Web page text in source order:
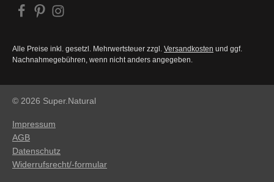
Alle Preise inkl. gesetzl. Mehrwertsteuer zzgl. Versandkosten und ggf.
Nachnahmegebühren, wenn nicht anders angegeben.
© 2026 Super.Natural
Impressum
AGB
Datenschutz
Widerrufsrecht/-formular